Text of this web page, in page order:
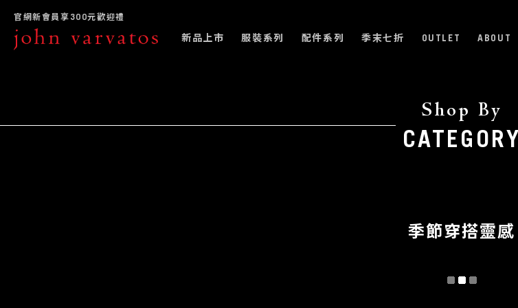
官網新會員享300元歡迎禮
新品上市 服裝系列 配件系列 季末七折 OUTLET ABOUT
Shop By
CATEGORY
季節穿搭靈感